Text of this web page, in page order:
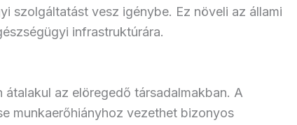
szolgáltatást vesz igénybe. Ez növeli az állami
infrastruktúrára.
az elöregedő társadalmakban. A
munkaerőhiányhoz vezethet bizonyos